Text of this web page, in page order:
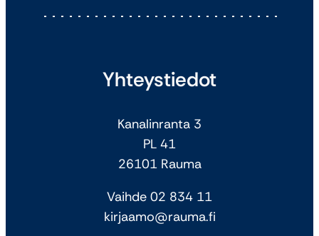
Yhteystiedot
Kanalinranta 3
PL 41
26101 Rauma
Vaihde 02 834 11
kirjaamo@rauma.fi